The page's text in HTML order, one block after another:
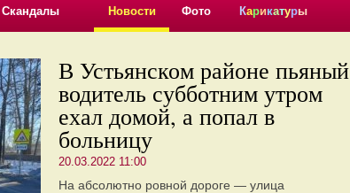
Скандалы Новости Фото Карикатуры
В Устьянском районе пьяный
водитель субботним утром
ехал домой, а попал в
больницу
20.03.2022 11:00
На абсолютно ровной дороге — улица